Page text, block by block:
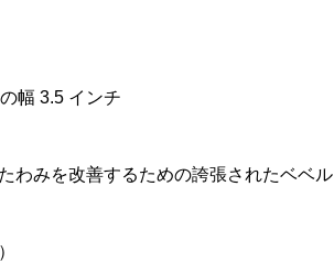
幅 3.5 インチ
わみを改善するための誇張されたベベル